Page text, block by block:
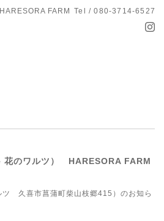
HARESORA FARM Tel / 080-3714-6527
のワルツ） HARESORA FARM
久喜市菖蒲町柴山枝郷415）のお知ら